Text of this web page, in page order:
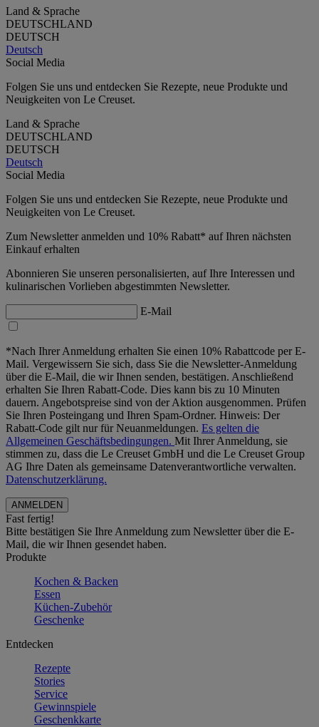
Land & Sprache
DEUTSCHLAND
DEUTSCH
Deutsch
Social Media
Folgen Sie uns und entdecken Sie Rezepte, neue Produkte und
Neuigkeiten von Le Creuset.
Land & Sprache
DEUTSCHLAND
DEUTSCH
Deutsch
Social Media
Folgen Sie uns und entdecken Sie Rezepte, neue Produkte und
Neuigkeiten von Le Creuset.
Zum Newsletter anmelden und 10% Rabatt* auf Ihren nächsten
Einkauf erhalten
Abonnieren Sie unseren personalisierten, auf Ihre Interessen und
kulinarischen Vorlieben abgestimmten Newsletter.
E-Mail
*Nach Ihrer Anmeldung erhalten Sie einen 10% Rabattcode per E-
Mail. Vergewissern Sie sich, dass Sie die Newsletter-Anmeldung
über die E-Mail, die wir Ihnen senden, bestätigen. Anschließend
erhalten Sie Ihren Rabatt-Code. Dies kann bis zu 10 Minuten
dauern. Angebotspreise sind von der Aktion ausgenommen. Prüfen
Sie Ihren Posteingang und Ihren Spam-Ordner. Hinweis: Der
Rabatt-Code gilt nur für Neuanmeldungen. Es gelten die
Allgemeinen Geschäftsbedingungen. Mit Ihrer Anmeldung, sie
stimmen zu, dass die Le Creuset GmbH und die Le Creuset Group
AG Ihre Daten als gemeinsame Datenverantwortliche verwalten.
Datenschutzerklärung.
Fast fertig!
Bitte bestätigen Sie Ihre Anmeldung zum Newsletter über die E-
Mail, die wir Ihnen gesendet haben.
Produkte
Kochen & Backen
Essen
Küchen-Zubehör
Geschenke
Entdecken
Rezepte
Stories
Service
Gewinnspiele
Geschenkkarte